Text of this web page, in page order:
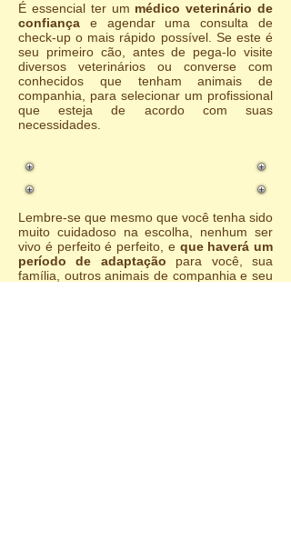
É essencial ter um médico veterinário de
confiança e agendar uma consulta de
check-up o mais rápido possível. Se este é
seu primeiro cão, antes de pega-lo visite
diversos veterinários ou converse com
conhecidos que tenham animais de
companhia, para selecionar um profissional
que esteja de acordo com suas
necessidades.
Lembre-se que mesmo que você tenha sido
muito cuidadoso na escolha, nenhum ser
vivo é perfeito é perfeito, e que haverá um
período de adaptação para você, sua
família, outros animais de companhia e seu